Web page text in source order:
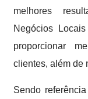
melhores
Negócios
proporcionar
clientes, além de
Sendo